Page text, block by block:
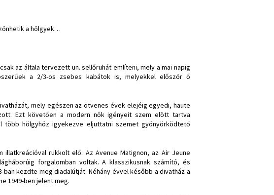
a hölgyek…
az általa tervezett un. sellőruhát említeni, mely a mai napig
a 2/3-os zsebes kabátok is, melyekkel először ő
mely egészen az ötvenes évek elejéig egyedi, haute
Ezt követően a modern nők igényeit szem elött tartva
hölgyhöz igyekezve eljuttatni szemet gyönyörködtető
rukkolt elő. Az Avenue Matignon, az Air Jeune
forgalomban voltak. A klasszikusnak számító, és
kezdte meg diadalútját. Néhány évvel később a divatház a
1949-ben jelent meg.